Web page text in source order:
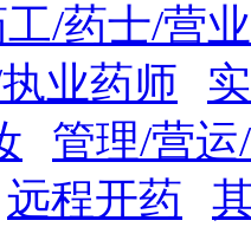
金 企业
助 全薪病假 股票
带薪年假 年终
/药士/营
业药师
管理/营
远程开药